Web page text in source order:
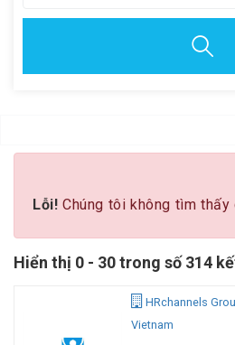
Lỗi! Chúng tôi không tìm thấy
Hiển thị 0 - 30 trong số 314
HRchannels
Vietnam